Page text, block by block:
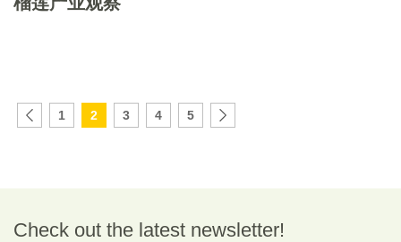
1 2 3 4 5
Check out the latest newsletter!